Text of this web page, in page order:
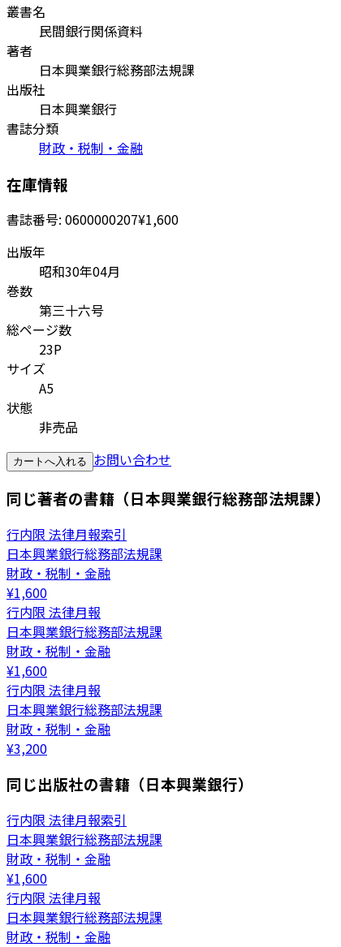
叢書名
民間銀行関係資料
著者
日本興業銀行総務部法規課
出版社
日本興業銀行
書誌分類
財政・税制・金融
在庫情報
書誌番号: 0600000207¥1,600
出版年
昭和30年04月
巻数
第三十六号
総ページ数
23P
サイズ
A5
状態
非売品
カートへ入れる お問い合わせ
同じ著者の書籍（日本興業銀行総務部法規課）
行内限 法律月報索引
日本興業銀行総務部法規課
財政・税制・金融
¥1,600
行内限 法律月報
日本興業銀行総務部法規課
財政・税制・金融
¥1,600
行内限 法律月報
日本興業銀行総務部法規課
財政・税制・金融
¥3,200
同じ出版社の書籍（日本興業銀行）
行内限 法律月報索引
日本興業銀行総務部法規課
財政・税制・金融
¥1,600
行内限 法律月報
日本興業銀行総務部法規課
財政・税制・金融